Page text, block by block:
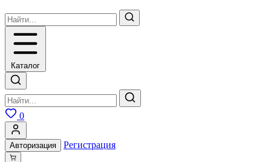
Каталог
0
Авторизация Регистрация